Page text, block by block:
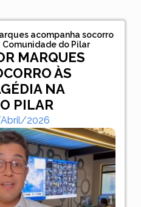
acompanha socorro
do Pilar
MARQUES
ÀS
NA
PILAR
2026